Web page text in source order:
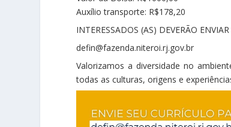
Auxílio transporte: R$178,20
INTERESSADOS (AS) DEVERÃO
defin@fazenda.niteroi.rj.gov.br
Valorizamos a diversidade no
todas as culturas, origens e